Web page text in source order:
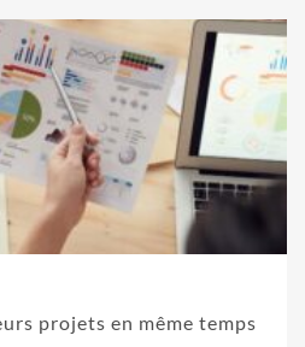
projets en même temps